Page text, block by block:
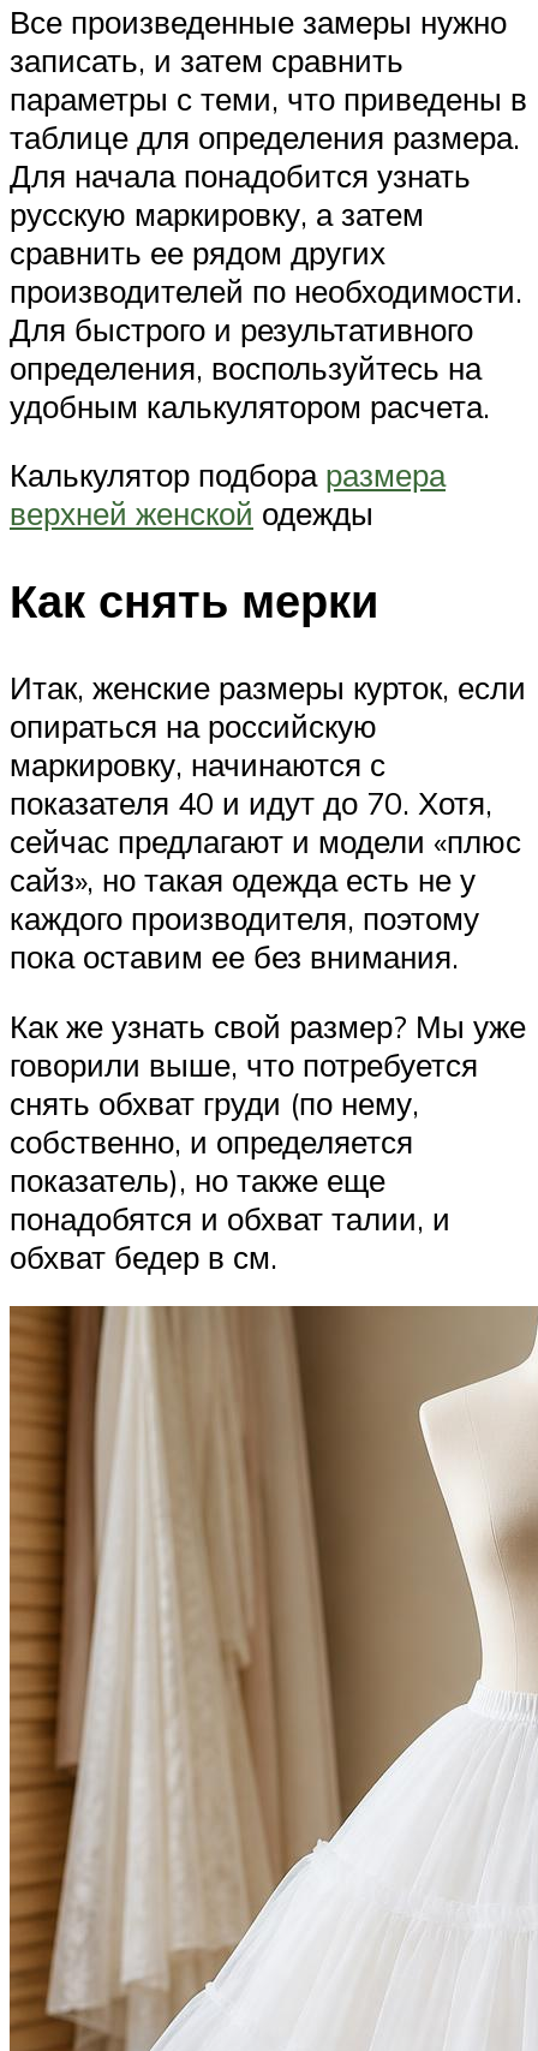
Все произведенные замеры нужно
записать, и затем сравнить
параметры с теми, что приведены в
таблице для определения размера.
Для начала понадобится узнать
русскую маркировку, а затем
сравнить ее рядом других
производителей по необходимости.
Для быстрого и результативного
определения, воспользуйтесь на
удобным калькулятором расчета.
Калькулятор подбора размера
верхней женской одежды
Как снять мерки
Итак, женские размеры курток, если
опираться на российскую
маркировку, начинаются с
показателя 40 и идут до 70. Хотя,
сейчас предлагают и модели «плюс
сайз», но такая одежда есть не у
каждого производителя, поэтому
пока оставим ее без внимания.
Как же узнать свой размер? Мы уже
говорили выше, что потребуется
снять обхват груди (по нему,
собственно, и определяется
показатель), но также еще
понадобятся и обхват талии, и
обхват бедер в см.